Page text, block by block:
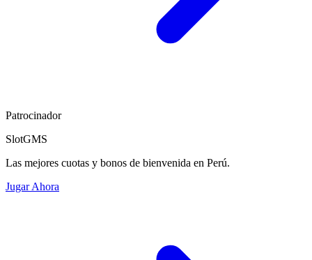
Patrocinador
SlotGMS
Las mejores cuotas y bonos de bienvenida en Perú.
Jugar Ahora